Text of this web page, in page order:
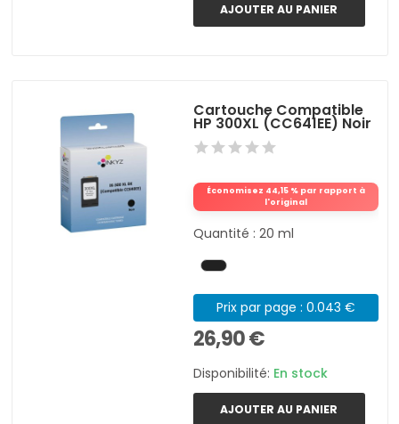
AJOUTER AU PANIER
Cartouche Compatible
HP 300XL (CC641EE) Noir
Économisez 44,15 % par rapport à
l'original
Quantité : 20 ml
Prix par page : 0.043 €
26,90 €
Disponibilité: En stock
AJOUTER AU PANIER